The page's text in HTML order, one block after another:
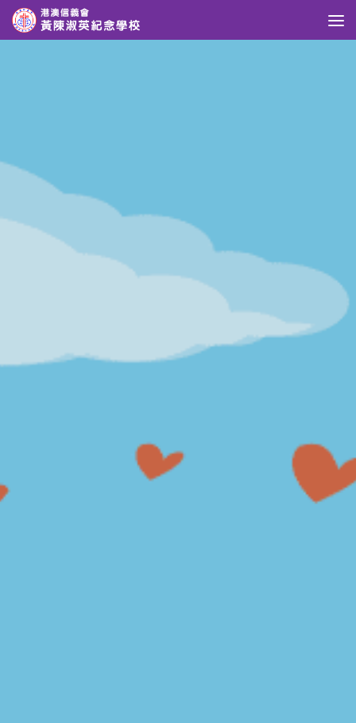
Skip to content